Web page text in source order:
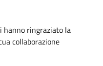
hanno ringraziato la
collaborazione